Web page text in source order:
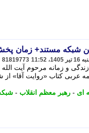
شبکه مستند+ زمان
81819773
و زمانه مرحوم آیت
عربی کتاب «روایت آقا» از
ای - رهبر معظم انقلاب -